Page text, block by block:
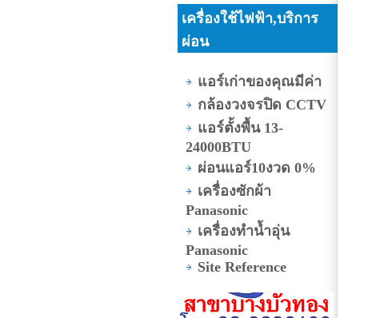
เครื่องใช้ไฟฟ้า,บริการ
ผ่อน
แอร์เก่าของคุณมีค่า
กล้องวงจรปิด CCTV
แอร์ตั้งพื้น 13-
24000BTU
ผ่อนแอร์10งวด 0%
เครื่องซักผ้า
Panasonic
เครื่องทำน้ำอุ่น
Panasonic
Site Reference